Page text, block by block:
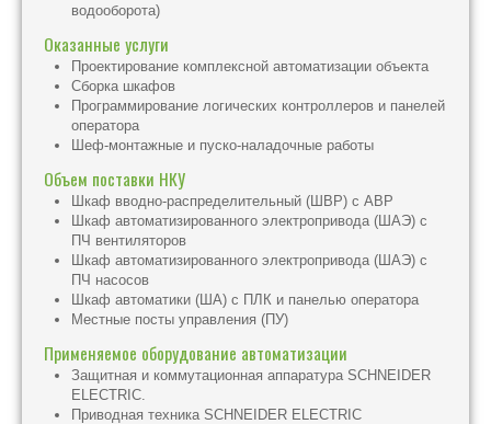
водооборота)
Оказанные услуги
Проектирование комплексной автоматизации объекта
Сборка шкафов
Программирование логических контроллеров и панелей
оператора
Шеф-монтажные и пуско-наладочные работы
Объем поставки НКУ
Шкаф вводно-распределительный (ШВР) с АВР
Шкаф автоматизированного электропривода (ШАЭ) с
ПЧ вентиляторов
Шкаф автоматизированного электропривода (ШАЭ) с
ПЧ насосов
Шкаф автоматики (ША) с ПЛК и панелью оператора
Местные посты управления (ПУ)
Применяемое оборудование автоматизации
Защитная и коммутационная аппаратура SCHNEIDER
ELECTRIC.
Приводная техника SCHNEIDER ELECTRIC